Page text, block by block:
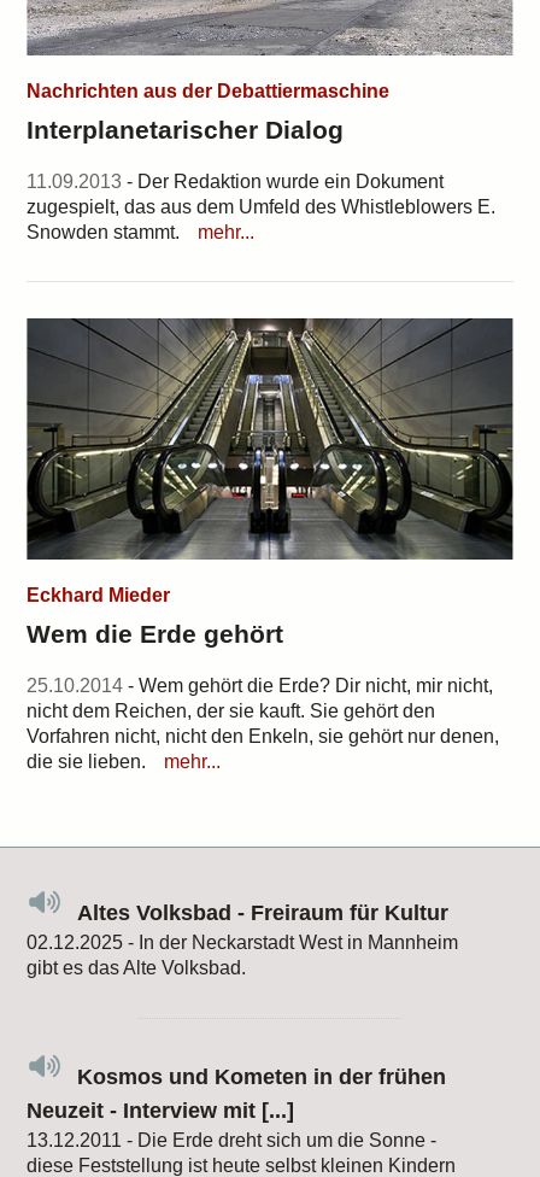
Nachrichten aus der Debattiermaschine
Interplanetarischer Dialog
11.09.2013 - Der Redaktion wurde ein Dokument
zugespielt, das aus dem Umfeld des Whistleblowers E.
Snowden stammt.
mehr...
Eckhard Mieder
Wem die Erde gehört
25.10.2014 - Wem gehört die Erde? Dir nicht, mir nicht,
nicht dem Reichen, der sie kauft. Sie gehört den
Vorfahren nicht, nicht den Enkeln, sie gehört nur denen,
die sie lieben.
mehr...
Altes Volksbad - Freiraum für Kultur
02.12.2025 - In der Neckarstadt West in Mannheim
gibt es das Alte Volksbad.
Kosmos und Kometen in der frühen
Neuzeit - Interview mit [...]
13.12.2011 - Die Erde dreht sich um die Sonne -
diese Feststellung ist heute selbst kleinen Kindern